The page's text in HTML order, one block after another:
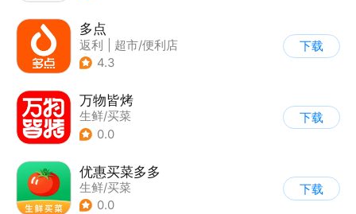
多点
返利
超市/便利店
| 生鲜/买菜
4.3
下载
万物皆烤
生鲜/买菜
0.0
下载
优惠买菜多多
生鲜/买菜
0.0
下载